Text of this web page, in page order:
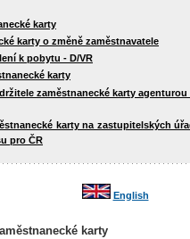
karty
karty o změně zaměstnavatele
k pobytu - D/VR
karty
zaměstnanecké karty
karty na zastupitelských
pro ČR
English
karty